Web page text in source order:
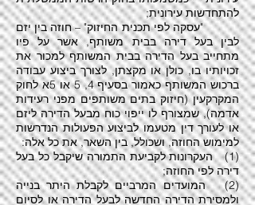
להתחדשות עירונית;
"עסקה לפי תכנית החיזוק" – חוזה בין יזם
לבין בעל דירה בבית משותף, אשר על פיו
מתחייב בעל הדירה בבית המשותף למכור את
זכויותיו בו, כולן או מקצתן, לצורך ביצוע עבודה
ברכוש המשותף כאמור בסעיף 4, 5 או 5א לחוק
המקרקעין (חיזוק בתים משותפים מפני רעידות
אדמה), שמצורף לו ייפוי כוח מבעל הדירה ליזם
או לעורך דין מטעמו לביצוע הפעולות הנדרשות
למימוש החוזה, ושכולל, בין השאר, את כל אלה:
(1) העקרונות לקביעת התמורה שיקבל כל בעל
דירה לפי החוזה;
(2) המועדים המרביים לקבלת היתר בנייה
ולמסירת הדירה החדשה לבעל הדירה או לסיום